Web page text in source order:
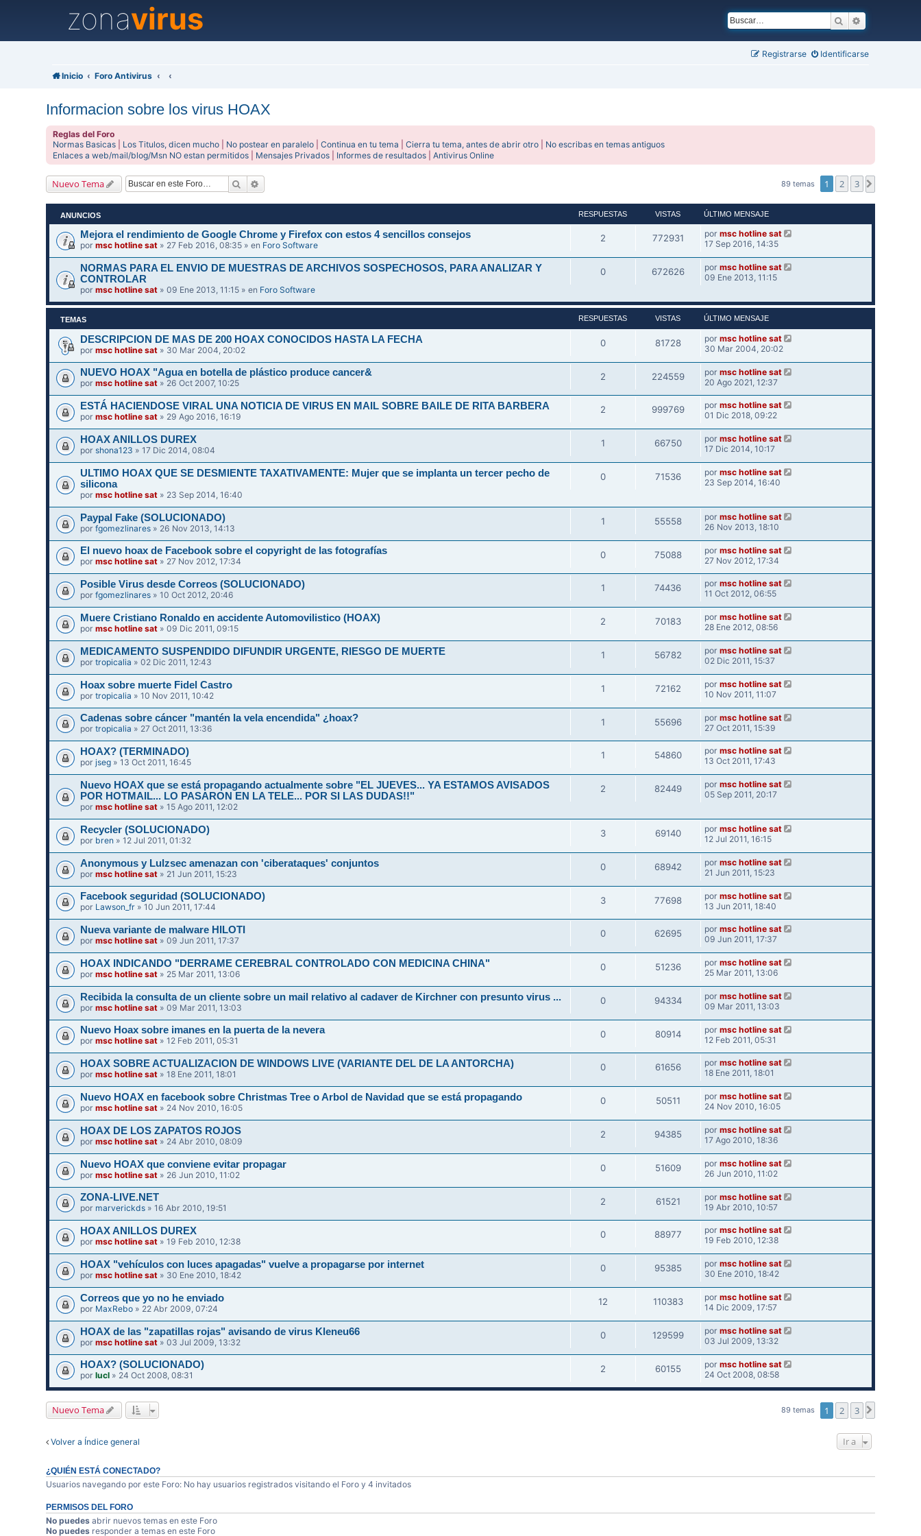
zonavirus Buscar
Identificarse
Registrarse
Inicio Foro Antivirus
Informacion sobre los virus HOAX
Reglas del Foro
Normas Basicas
Los Titulos, dicen mucho No postear en paralelo |Continua en tu tema |Cierra tu tema, antes de abrir otro
No escribas en temas antiguos
Enlaces a web/mail/blog/Msn NO estan permitidos
Mensajes Privados Informes de resultados |Antivirus Online
Nuevo Tema Buscar 89 temas 1 2 3
ANUNCIOS RESPUESTAS VISTAS ÚLTIMO MENSAJE
Mejora el rendimiento de Google Chrome y Firefox con estos 4 sencillos consejos
pormsc hotline sat » 27 Feb 2016, 08:35 » en Foro Software
2 772931 por msc hotline sat
17 Sep 2016, 14:35
NORMAS PARA EL ENVIO DE MUESTRAS DE ARCHIVOS SOSPECHOSOS, PARA ANALIZAR Y
CONTROLAR
pormsc hotline sat » 09 Ene 2013, 11:15 » en Foro Software
0 672626 por msc hotline sat
09 Ene 2013, 11:15
TEMAS RESPUESTAS VISTAS ÚLTIMO MENSAJE
DESCRIPCION DE MAS DE 200 HOAX CONOCIDOS HASTA LA FECHA
pormsc hotline sat » 30 Mar 2004, 20:02
0 81728 por msc hotline sat
30 Mar 2004, 20:02
NUEVO HOAX "Agua en botella de plástico produce cancer&
pormsc hotline sat » 26 Oct 2007, 10:25
2 224559 por msc hotline sat
20 Ago 2021, 12:37
ESTÁ HACIENDOSE VIRAL UNA NOTICIA DE VIRUS EN MAIL SOBRE BAILE DE RITA BARBERA
pormsc hotline sat » 29 Ago 2016, 16:19
2 999769 por msc hotline sat
01 Dic 2018, 09:22
HOAX ANILLOS DUREX
porshona123 » 17 Dic 2014, 08:04
1 66750 por msc hotline sat
17 Dic 2014, 10:17
ULTIMO HOAX QUE SE DESMIENTE TAXATIVAMENTE: Mujer que se implanta un tercer pecho de
silicona
pormsc hotline sat » 23 Sep 2014, 16:40
0 71536 por msc hotline sat
23 Sep 2014, 16:40
Paypal Fake (SOLUCIONADO)
porfgomezlinares » 26 Nov 2013, 14:13
1 55558 por msc hotline sat
26 Nov 2013, 18:10
El nuevo hoax de Facebook sobre el copyright de las fotografías
pormsc hotline sat » 27 Nov 2012, 17:34
0 75088 por msc hotline sat
27 Nov 2012, 17:34
Posible Virus desde Correos (SOLUCIONADO)
porfgomezlinares » 10 Oct 2012, 20:46
1 74436 por msc hotline sat
11 Oct 2012, 06:55
Muere Cristiano Ronaldo en accidente Automovilistico (HOAX)
pormsc hotline sat » 09 Dic 2011, 09:15
2 70183 por msc hotline sat
28 Ene 2012, 08:56
portropicalia » 02 Dic 2011, 12:43
1 56782 por msc hotline sat
02 Dic 2011, 15:37
Hoax sobre muerte Fidel Castro
portropicalia » 10 Nov 2011, 10:42
1 72162 por msc hotline sat
10 Nov 2011, 11:07
Cadenas sobre cáncer "mantén la vela encendida" ¿hoax?
portropicalia » 27 Oct 2011, 13:36
1 55696 por msc hotline sat
27 Oct 2011, 15:39
HOAX? (TERMINADO)
porjseg » 13 Oct 2011, 16:45
1 54860 por msc hotline sat
13 Oct 2011, 17:43
Nuevo HOAX que se está propagando actualmente sobre "EL JUEVES... YA ESTAMOS AVISADOS
POR HOTMAIL... LO PASARON EN LA TELE... POR SI LAS DUDAS!!"
pormsc hotline sat » 15 Ago 2011, 12:02
2 82449 por msc hotline sat
05 Sep 2011, 20:17
Recycler (SOLUCIONADO)
por bren » 12 Jul 2011, 01:32
3 69140 por msc hotline sat
12 Jul 2011, 16:15
Anonymous y Lulzsec amenazan con 'ciberataques' conjuntos
pormsc hotline sat » 21 Jun 2011, 15:23
0 68942 por msc hotline sat
21 Jun 2011, 15:23
Facebook seguridad (SOLUCIONADO)
por Lawson_fr » 10 Jun 2011, 17:44
3 77698 por msc hotline sat
13 Jun 2011, 18:40
Nueva variante de malware HILOTI
pormsc hotline sat » 09 Jun 2011, 17:37
0 62695 por msc hotline sat
09 Jun 2011, 17:37
HOAX INDICANDO "DERRAME CEREBRAL CONTROLADO CON MEDICINA CHINA"
pormsc hotline sat » 25 Mar 2011, 13:06
0 51236 por msc hotline sat
25 Mar 2011, 13:06
Recibida la consulta de un cliente sobre un mail relativo al cadaver de Kirchner con presunto virus ...
pormsc hotline sat » 09 Mar 2011, 13:03
0 94334 por msc hotline sat
09 Mar 2011, 13:03
Nuevo Hoax sobre imanes en la puerta de la nevera
pormsc hotline sat » 12 Feb 2011, 05:31
0 80914 por msc hotline sat
12 Feb 2011, 05:31
HOAX SOBRE ACTUALIZACION DE WINDOWS LIVE (VARIANTE DEL DE LA ANTORCHA)
pormsc hotline sat » 18 Ene 2011, 18:01
0 61656 por msc hotline sat
18 Ene 2011, 18:01
Nuevo HOAX en facebook sobre Christmas Tree o Arbol de Navidad que se está propagando
pormsc hotline sat » 24 Nov 2010, 16:05
0 50511 por msc hotline sat
24 Nov 2010, 16:05
HOAX DE LOS ZAPATOS ROJOS
pormsc hotline sat » 24 Abr 2010, 08:09
2 94385 por msc hotline sat
17 Ago 2010, 18:36
Nuevo HOAX que conviene evitar propagar
pormsc hotline sat » 26 Jun 2010, 11:02
0 51609 por msc hotline sat
26 Jun 2010, 11:02
ZONA-LIVE.NET
por marverickds » 16 Abr 2010, 19:51
2 61521 por msc hotline sat
19 Abr 2010, 10:57
HOAX ANILLOS DUREX
pormsc hotline sat » 19 Feb 2010, 12:38
0 88977 por msc hotline sat
19 Feb 2010, 12:38
HOAX "vehículos con luces apagadas" vuelve a propagarse por internet
pormsc hotline sat » 30 Ene 2010, 18:42
0 95385 por msc hotline sat
30 Ene 2010, 18:42
Correos que yo no he enviado
por MaxRebo » 22 Abr 2009, 07:24
12 110383 por msc hotline sat
14 Dic 2009, 17:57
HOAX de las "zapatillas rojas" avisando de virus Kleneu66
pormsc hotline sat » 03 Jul 2009, 13:32
0 129599 por msc hotline sat
03 Jul 2009, 13:32
HOAX? (SOLUCIONADO)
porlucl » 24 Oct 2008, 08:31
2 60155 por msc hotline sat
24 Oct 2008, 08:58
Nuevo Tema 89 temas 1 2 3
Volver a Índice general Ir a
¿QUIÉN ESTÁ CONECTADO?
Usuarios navegando por este Foro: No hay usuarios registrados visitando el Foro y 4 invitados
PERMISOS DEL FORO
No puedes abrir nuevos temas en este Foro
No puedes responder a temas en este Foro